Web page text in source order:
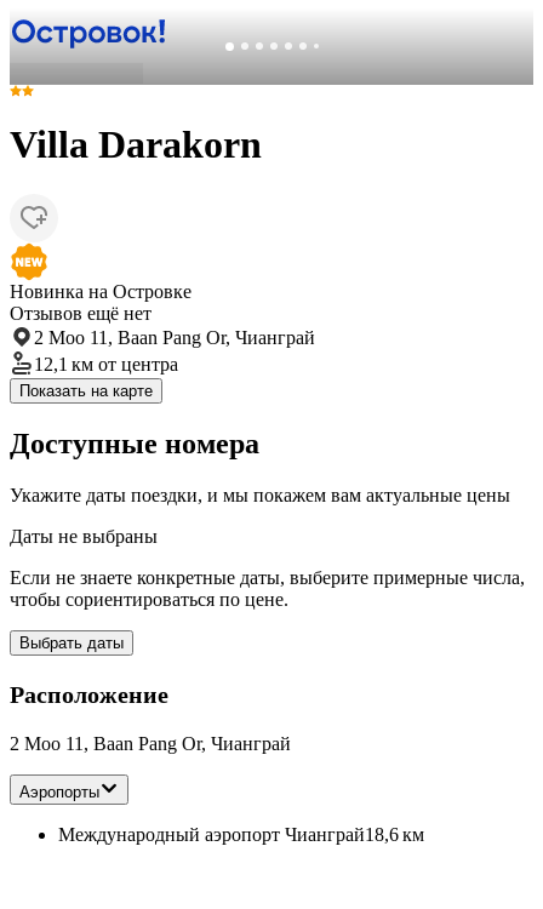
Villa Darakorn
Новинка на Островке
Отзывов ещё нет
2 Moo 11, Baan Pang Or, Чианграй
12,1 км от центра
Показать на карте
Доступные номера
Укажите даты поездки, и мы покажем вам актуальные цены
Даты не выбраны
Если не знаете конкретные даты, выберите примерные числа,
чтобы сориентироваться по цене.
Выбрать даты
Расположение
2 Moo 11, Baan Pang Or, Чианграй
Аэропорты
Международный аэропорт Чианграй18,6 км